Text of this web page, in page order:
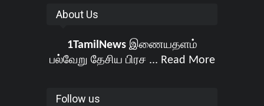
About Us
1TamilNewsஇணையதளம்
பல்வேறு தேசிய பிரச ... Read More
Follow us